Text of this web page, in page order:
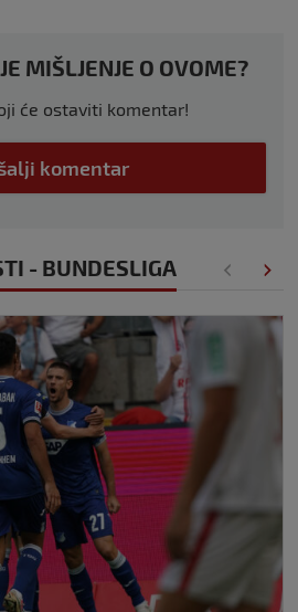
MIŠLJENJE O OVOME?
će ostaviti komentar!
komentar
- BUNDESLIGA